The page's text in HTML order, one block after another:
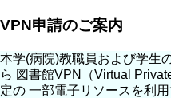
VPN申請のご案内
本学(病院)教職員および学生
ら 図書館VPN（Virtual
定の 一部電子リソースを利用